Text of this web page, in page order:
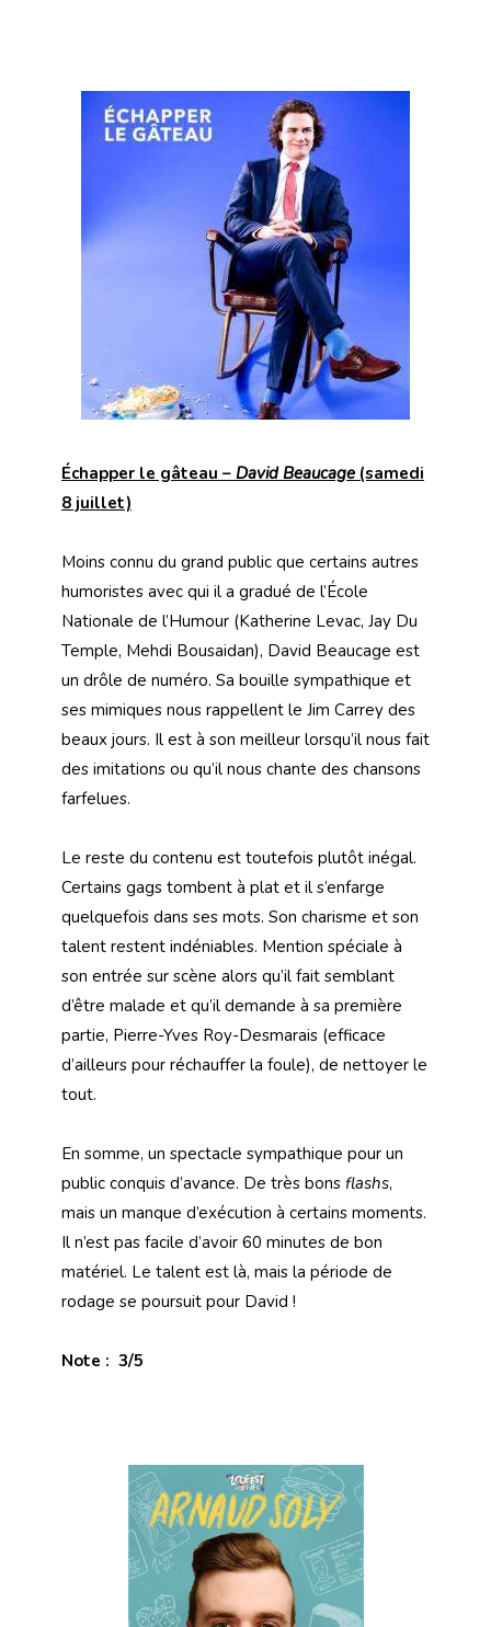
Échapper le gâteau – David Beaucage (samedi
8 juillet)
Moins connu du grand public que certains autres
humoristes avec qui il a gradué de l’École
Nationale de l’Humour (Katherine Levac, Jay Du
Temple, Mehdi Bousaidan), David Beaucage est
un drôle de numéro. Sa bouille sympathique et
ses mimiques nous rappellent le Jim Carrey des
beaux jours. Il est à son meilleur lorsqu’il nous fait
des imitations ou qu’il nous chante des chansons
farfelues.
Le reste du contenu est toutefois plutôt inégal.
Certains gags tombent à plat et il s’enfarge
quelquefois dans ses mots. Son charisme et son
talent restent indéniables. Mention spéciale à
son entrée sur scène alors qu’il fait semblant
d’être malade et qu’il demande à sa première
partie, Pierre-Yves Roy-Desmarais (efficace
d’ailleurs pour réchauffer la foule), de nettoyer le
tout.
En somme, un spectacle sympathique pour un
public conquis d’avance. De très bons flashs,
mais un manque d’exécution à certains moments.
Il n’est pas facile d’avoir 60 minutes de bon
matériel. Le talent est là, mais la période de
rodage se poursuit pour David !
Note : 3/5